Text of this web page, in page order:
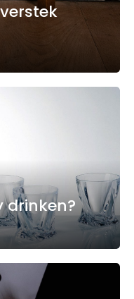
drinken?